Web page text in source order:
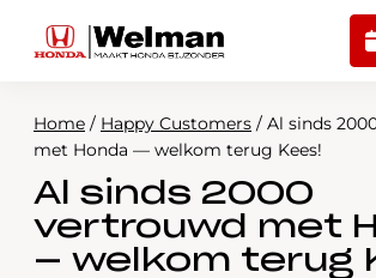
Modellen
Voorraad
Onderhoud en service
Plan onderhoud
Mijn Honda
Home / Happy Customers / Al sinds
met Honda — welkom terug Kees!
Al sinds 2000
vertrouwd met
— welkom terug